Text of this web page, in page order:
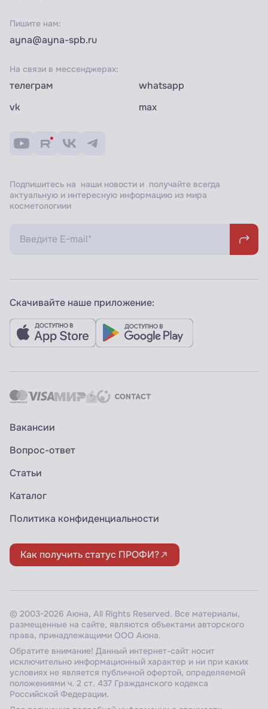
Пишите нам:
ayna@ayna-spb.ru
На связи в мессенджерах:
телеграм
whatsapp
vk
max
Подпишитесь на наши новости и получайте всегда
актуальную и интересную информацию из мира
косметологиии
Скачивайте наше приложение:
Вакансии
Вопрос-ответ
Статьи
Каталог
Политика конфиденциальности
Как получить статус ПРОФИ?
© 2003-2026 Аюна, All Rights Reserved. Все материалы,
размещенные на сайте, являются объектами авторского
права, принадлежащими ООО Аюна.
Обратите внимание! Данный интернет-сайт носит
исключительно информационный характер и ни при каких
условиях не является публичной офертой, определяемой
положениями ч. 2 ст. 437 Гражданского кодекса
Российской Федерации.